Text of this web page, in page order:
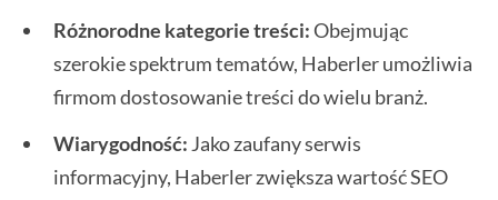
Różnorodne kategorie treści:Obejmując
szerokie spektrum tematów, Haberler umożliwia
firmom dostosowanie treści do wielu branż.
Wiarygodność: Jako zaufany serwis
informacyjny, Haberler zwiększa wartość SEO